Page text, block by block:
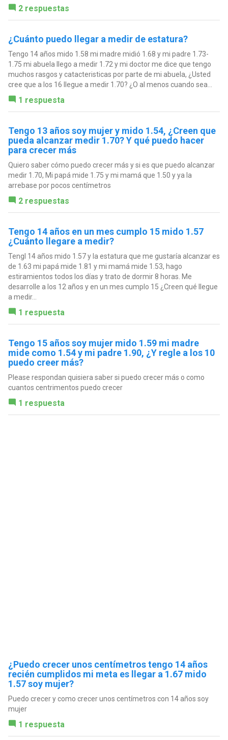
2 respuestas
¿Cuánto puedo llegar a medir de estatura?
Tengo 14 años mido 1.58 mi madre midió 1.68 y mi padre 1.73-
1.75 mi abuela llego a medir 1.72 y mi doctor me dice que tengo
muchos rasgos y catacteristicas por parte de mi abuela, ¿Usted
cree que a los 16 llegue a medir 1.70? ¿O al menos cuando sea...
1 respuesta
Tengo 13 años soy mujer y mido 1.54, ¿Creen que
pueda alcanzar medir 1.70? Y qué puedo hacer
para crecer más
Quiero saber cómo puedo crecer más y si es que puedo alcanzar
medir 1.70, Mi papá mide 1.75 y mi mamá que 1.50 y ya la
arrebase por pocos centímetros
2 respuestas
Tengo 14 años en un mes cumplo 15 mido 1.57
¿Cuánto llegare a medir?
Tengl 14 años mido 1.57 y la estatura que me gustaría alcanzar es
de 1.63 mi papá mide 1.81 y mi mamá mide 1.53, hago
estiramientos todos los días y trato de dormir 8 horas. Me
desarrolle a los 12 años y en un mes cumplo 15 ¿Creen qué llegue
a medir...
1 respuesta
Tengo 15 años soy mujer mido 1.59 mi madre
mide como 1.54 y mi padre 1.90, ¿Y regle a los 10
puedo creer más?
Please respondan quisiera saber si puedo crecer más o como
cuantos centrimentos puedo crecer
1 respuesta
¿Puedo crecer unos centímetros tengo 14 años
recién cumplidos mi meta es llegar a 1.67 mido
1.57 soy mujer?
Puedo crecer y como crecer unos centímetros con 14 años soy
mujer
1 respuesta